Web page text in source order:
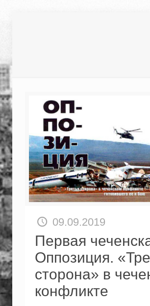
09.09.2019
Первая
Оппозиция.
сторона» в
конфликте